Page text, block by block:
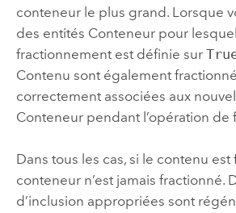
conteneur le plus grand. Lorsque
des entités Conteneur pour
fractionnement est définie sur
Contenu sont également
correctement associées aux
Conteneur pendant l’opération de
Dans tous les cas, si le contenu est
conteneur n’est jamais fractionné.
d’inclusion appropriées sont